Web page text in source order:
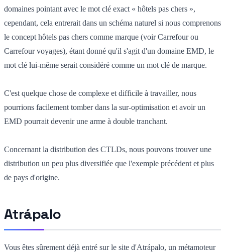
domaines pointant avec le mot clé exact « hôtels pas chers »,
cependant, cela entrerait dans un schéma naturel si nous comprenons
le concept hôtels pas chers comme marque (voir Carrefour ou
Carrefour voyages), étant donné qu'il s'agit d'un domaine EMD, le
mot clé lui-même serait considéré comme un mot clé de marque.
C'est quelque chose de complexe et difficile à travailler, nous
pourrions facilement tomber dans la sur-optimisation et avoir un
EMD pourrait devenir une arme à double tranchant.
Concernant la distribution des CTLDs, nous pouvons trouver une
distribution un peu plus diversifiée que l'exemple précédent et plus
de pays d'origine.
Atrápalo
Vous êtes sûrement déjà entré sur le site d'Atrápalo, un métamoteur